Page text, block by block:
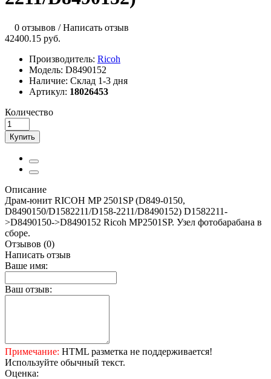
0 отзывов /Написать отзыв
42400.15 руб.
Производитель: Ricoh
Модель: D8490152
Наличие: Склад 1-3 дня
Артикул: 18026453
Количество
Купить
Описание
Драм-юнит RICOH MP 2501SP (D849-0150,
D8490150/D1582211/D158-2211/D8490152) D1582211-
>D8490150->D8490152 Ricoh MP2501SP. Узел фотобарабана в
сборе.
Отзывов (0)
Написать отзыв
Ваше имя:
Ваш отзыв:
Примечание: HTML разметка не поддерживается!
Используйте обычный текст.
Оценка: